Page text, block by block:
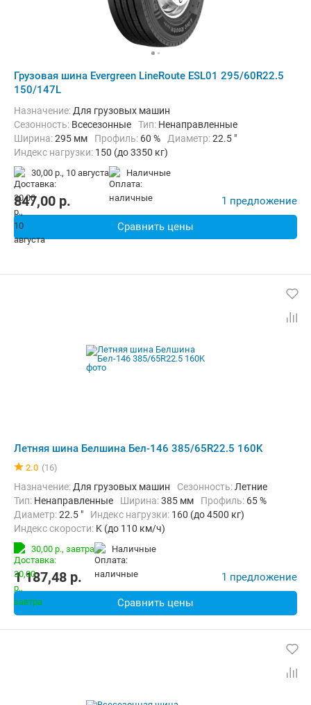
Грузовая шина Evergreen LineRoute ESL01 295/60R22.5
150/147L
Назначение: Для грузовых машин
Сезонность: Всесезонные Тип: Ненаправленные
Ширина:295 мм Профиль: 60 % Диаметр:22.5 "
Индекс нагрузки: 150 (до 3350 кг)
Индекс скорости:
L (до 120 км/ч)
30,00 р., 10 августа наличные
847,00 p. 1 предложение
Сравнить цены
Летняя шина Белшина Бел-146 385/65R22.5 160K
2.0 (16)
Назначение: Для грузовых машин Сезонность: Летние
Тип: Ненаправленные Ширина:385 мм Профиль: 65 %
Диаметр:22.5 " Индекс нагрузки: 160 (до 4500 кг)
Индекс скорости: K (до 110 км/ч)
30,00 р., завтра наличные
1 187,48 p. 1 предложение
Сравнить цены